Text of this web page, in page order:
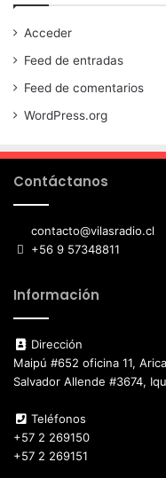
Acceder
Feed de entradas
Feed de comentarios
WordPress.org
Contáctanos
contacto@vilasradio.cl
+56 9 57348811
Información
Dirección
Maipú #652 oficina 11, Arica
Salvador Allende #3674,
Teléfonos
+57 2 269150
+57 2 269151